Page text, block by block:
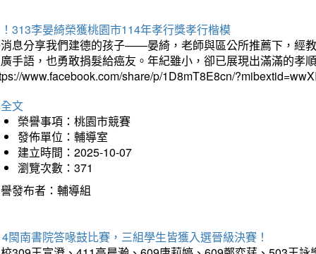
313李晏綺榮獲桃園市114年孝行獎孝行楷模
息分享我們建德的孩子——晏綺，老師與區公所推薦下，經
手語，也勇敢捐髮給癌友。年紀雖小，卻已展現出滿滿的孝
www.facebook.com/share/p/1D8mT8E8cn/
文
榮譽事項：桃園市競賽
發佈單位：輔導室
建立時間：2025-10-07
瀏覽次數：371
發布者：輔導組
閩南書院答喙鼓比賽，三組學生皆獲入選晉級決賽！